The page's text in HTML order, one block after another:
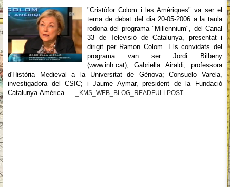
"Cristòfor Colom i les Amèriques" va ser el
tema de debat del dia 20-05-2006 a la taula
rodona del programa "Millennium", del Canal
33 de Televisió de Catalunya, presentat i
dirigit per Ramon Colom. Els convidats del
programa van ser Jordi Bilbeny
(www.inh.cat); Gabriella Airaldi, professora
d'Història Medieval a la Universitat de Gènova; Consuelo Varela,
investigadora del CSIC; i Jaume Aymar, president de la Fundació
Catalunya-Amèrica....
_KMS_WEB_BLOG_READFULLPOST